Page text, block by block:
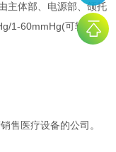
主体部、电源部、颌托
1-60mmHg(可转
售医疗设备的公司。